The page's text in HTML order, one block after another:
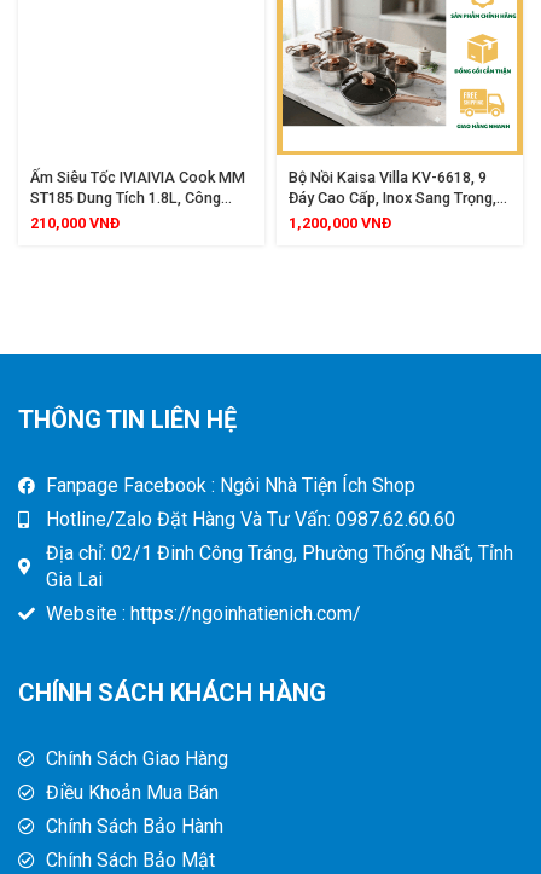
Ấm Siêu Tốc IVIAIVIA Cook MM
ST185 Dung Tích 1.8L, Công
Suất 1500W, Thiết Kế Hiện Đại,
210,000 VNĐ
Bộ Nồi Kaisa Villa KV-6618, 9
Đáy Cao Cấp, Inox Sang Trọng,
Dùng Được Cho Mọi Loại Bếp
1,200,000 VNĐ
THÔNG TIN LIÊN HỆ
Fanpage Facebook : Ngôi Nhà Tiện Ích Shop
Hotline/Zalo Đặt Hàng Và Tư Vấn: 0987.62.60.60
Địa chỉ: 02/1 Đinh Công Tráng, Phường Thống Nhất, Tỉnh
Gia Lai
Website : https://ngoinhatienich.com/
CHÍNH SÁCH KHÁCH HÀNG
Chính Sách Giao Hàng
Điều Khoản Mua Bán
Chính Sách Bảo Hành
Chính Sách Bảo Mật